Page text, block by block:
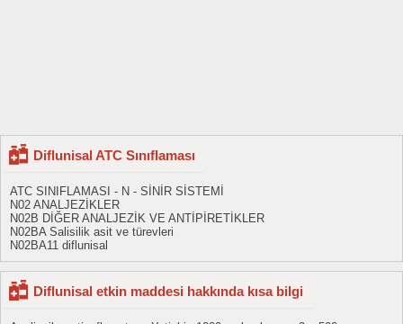
Diflunisal ATC Sınıflaması
ATC SINIFLAMASI - N - SİNİR SİSTEMİ
N02 ANALJEZİKLER
N02B DİĞER ANALJEZİK VE ANTİPİRETİKLER
N02BA Salisilik asit ve türevleri
N02BA11 diflunisal
Diflunisal etkin maddesi hakkında kısa bilgi